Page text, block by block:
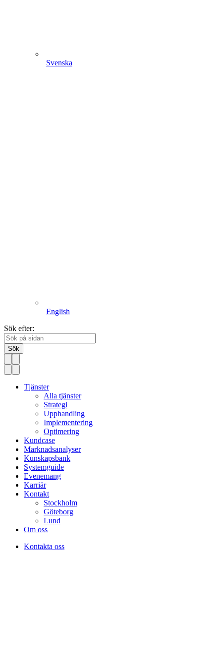
Svenska
English
Sök efter:
Sök
Tjänster
Alla tjänster
Strategi
Upphandling
Implementering
Optimering
Kundcase
Marknadsanalyser
Kunskapsbank
Systemguide
Evenemang
Karriär
Kontakt
Stockholm
Göteborg
Lund
Om oss
Kontakta oss